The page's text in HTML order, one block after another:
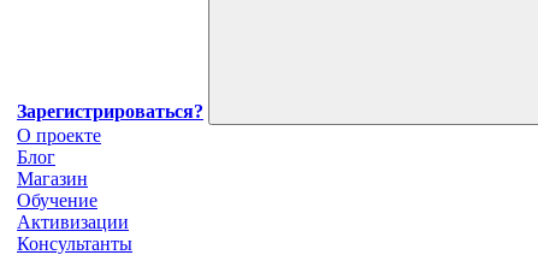
Зарегистрироваться?
О проекте
Блог
Магазин
Обучение
Активизации
Консультанты